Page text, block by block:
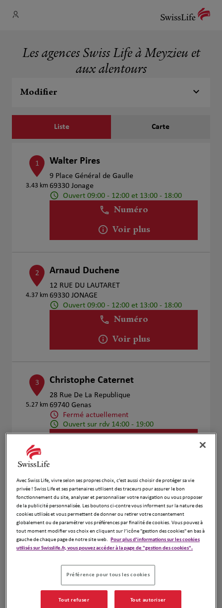
Les agences Swiss Life à Meyzieu et
aux alentours
Modifier
Liste Carte
1
3.43 km
Walter Pires
9 Place Général de Gaulle
69330 Jonage
Ouvert 09:00 - 12:00 et 13:00 - 18:00
Numéro
Voir plus
2
4.37 km
Arnaud Duchene
12 RUE DU LAUTARET
69330 JONAGE
Ouvert 09:00 - 12:00 et 13:00 - 18:00
Numéro
Voir plus
3
5.27 km
Christophe Caternet
28 Rue De La Republique
69740 Genas
Fermé actuellement
Ouvert sur rdv 14:00 - 19:00
9.13 km
MAULOUBIER & BODHUIN
27 Rue des Hibiscus
38280 Villette d'Anthon
Ouvert 09:00 - 18:00
Numéro
Voir plus
Avec Swiss Life, vivre selon ses propres choix, c’est aussi choisir de protéger sa vie
privée ! Swiss Life et ses partenaires utilisent des traceurs pour assurer le bon
fonctionnement du site, analyser et personnaliser votre navigation ou vous proposer
de la publicité personnalisée. Les boutons ci-contre vous informent sur la nature des
cookies utilisés et vous permettent de donner ou retirer votre consentement
globalement ou de paramétrer vos préférences par finalité de cookies. Vous pouvez à
tout moment modifier vos choix en cliquant sur l’icône "gestion des cookies" en bas à
gauche de chaque page de notre site web. Pour plus d'informations sur les cookies
utilisés sur Swisslife.fr, vous pouvez accéder à la page de "gestion des cookies".
Préférence pour tous les cookies
Tout refuser Tout autoriser